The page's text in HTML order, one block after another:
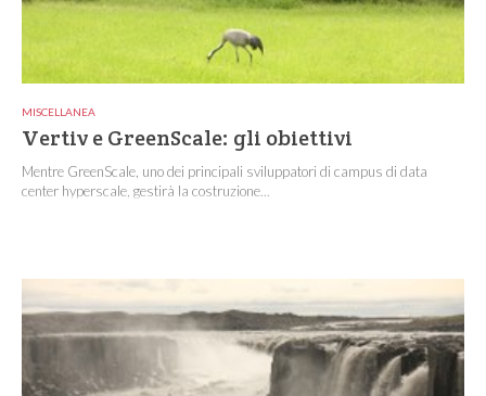
MISCELLANEA
Vertiv e GreenScale: gli obiettivi
Mentre GreenScale, uno dei principali sviluppatori di campus di data
center hyperscale, gestirà la costruzione...